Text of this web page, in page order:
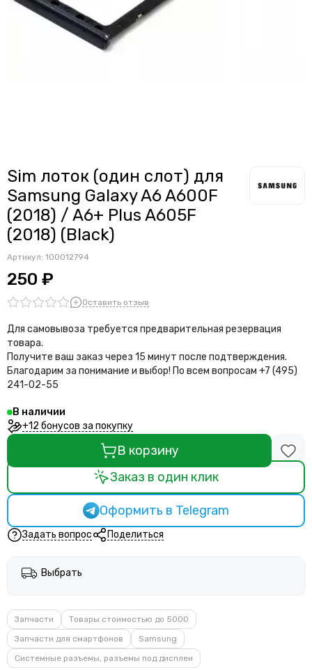
Считыватели, держатели SIM-карты, защелки батареи
Звонки, динамики и вибро
Sim лоток (один слот) для
Samsung Galaxy A6 A600F
(2018) / A6+ Plus A605F
(2018) (Black)
Артикул: 100012794
250 ₽
Оставить отзыв
Для самовывоза требуется предварительная резервация
товара.
Получите ваш заказ через 15 минут после подтверждения.
Благодарим за понимание и выбор! По всем вопросам +7 (495)
241-02-55
В наличии
+12 бонусов за покупку
В корзину
Заказ в один клик
Оформить в Telegram
Задать вопрос Поделиться
Выбрать
Запчасти
Товары стоимостью до 5000
Запчасти для смартфонов
Samsung
Системные разъемы, разъемы под дисплеи